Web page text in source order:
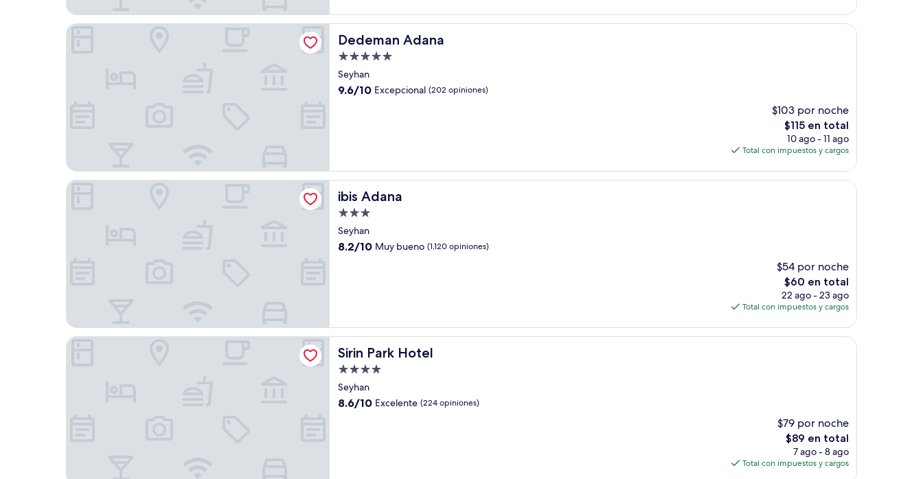
de
Dedeman Adana
Dedeman Adana
Propiedad
de
5.0
Seyhan
9.6
9.6/10 Excepcional (202 opiniones)
$103 por noche
El
precio
actual
de
$115 en total
10 ago - 11 ago
Total con impuestos y cargos
Dedeman Adana
ibis Adana
ibis Adana
Propiedad
de
3.0
Seyhan
8.2
8.2/10 Muy bueno (1,120 opiniones)
$54 por noche
El
precio
actual
de
$60 en total
22 ago - 23 ago
Total con impuestos y cargos
ibis Adana
Sirin Park Hotel
Sirin Park Hotel
Propiedad
de
4.0
Seyhan
8.6
8.6/10 Excelente (224 opiniones)
$79 por noche
El
precio
actual
$89 en total
7 ago - 8 ago
Total con impuestos y cargos
Sirin Park Hotel